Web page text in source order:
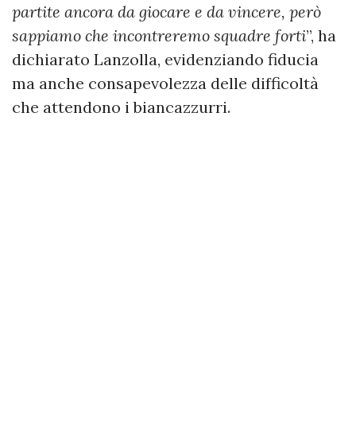
partite ancora da giocare e da vincere, però
sappiamo che incontreremo squadre forti”, ha
dichiarato Lanzolla, evidenziando fiducia
ma anche consapevolezza delle difficoltà
che attendono i biancazzurri.